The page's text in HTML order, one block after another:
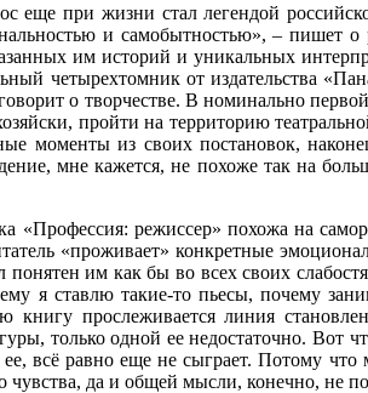
еще при жизни стал легендой
и самобытностью», –
им историй и уникальных
четырехтомник от издательства
о творчестве. В номинально
пройти на территорию
моменты из своих постановок,
мне кажется, не похоже так на
«Профессия: режиссер» похожа на
«проживает» конкретные
понятен им как бы во всех своих
я ставлю такие-то пьесы, почему
книгу прослеживается линия
только одной ее недостаточно.
ее, всё равно еще не сыграет. Потому
да и общей мысли, конечно, не